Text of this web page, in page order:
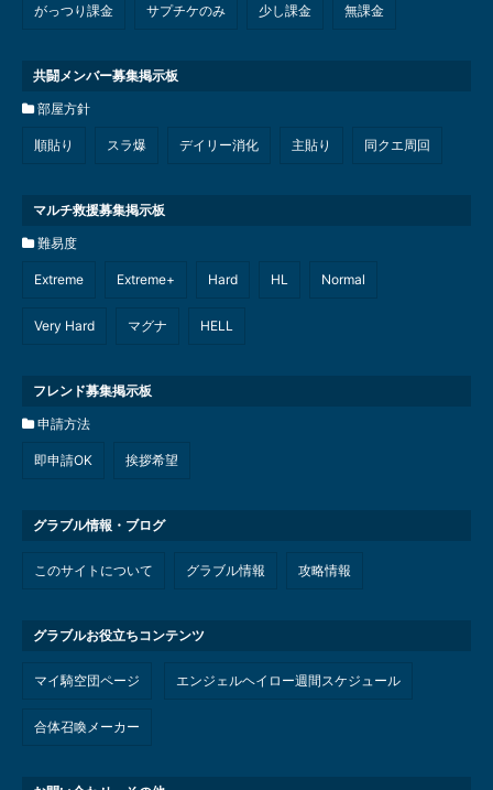
がっつり課金 サプチケのみ 少し課金 無課金
共闘メンバー募集掲示板
部屋方針
順貼り スラ爆 デイリー消化 主貼り 同クエ周回
マルチ救援募集掲示板
難易度
Extreme Extreme+ Hard HL Normal
Very Hard マグナ HELL
フレンド募集掲示板
申請方法
即申請OK 挨拶希望
グラブル情報・ブログ
このサイトについて グラブル情報 攻略情報
グラブルお役立ちコンテンツ
マイ騎空団ページ エンジェルヘイロー週間スケジュール
合体召喚メーカー